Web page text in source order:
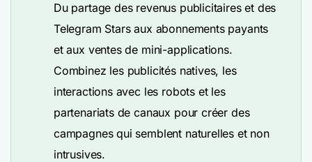
Du partage des revenus publicitaires et des
Telegram Stars aux abonnements payants
et aux ventes de mini-applications.
Combinez les publicités natives, les
interactions avec les robots et les
partenariats de canaux pour créer des
campagnes qui semblent naturelles et non
intrusives.